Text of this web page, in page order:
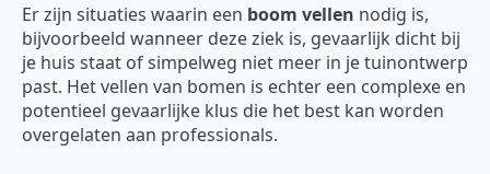
Er zijn situaties waarin een boom vellen nodig is,
bijvoorbeeld wanneer deze ziek is, gevaarlijk dicht bij
je huis staat of simpelweg niet meer in je tuinontwerp
past. Het vellen van bomen is echter een complexe en
potentieel gevaarlijke klus die het best kan worden
overgelaten aan professionals.